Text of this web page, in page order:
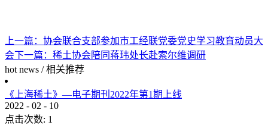
上一篇： 协会联合支部参加市工经联党委党史学习教育动员大
会下一篇： 稀土协会陪同蒋玮处长赴索尔维调研
hot news / 相关推荐
《上海稀土》—电子期刊2022年第1期上线
2022 - 02 - 10
点击次数: 1